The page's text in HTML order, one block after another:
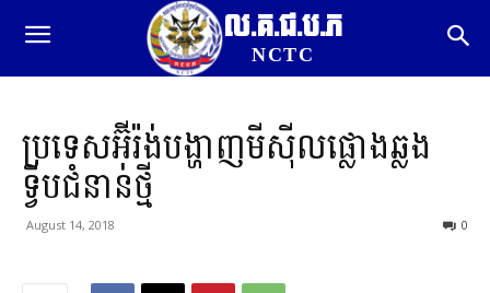
ល.គ.ជ.ប.ភ
NCTC
ប្រទេសអ៊ីរ៉ង់បង្ហាញមីស៊ីលផ្លោងឆ្លង
ទ្វីបជំនាន់ថ្មី
August 14, 2018 0